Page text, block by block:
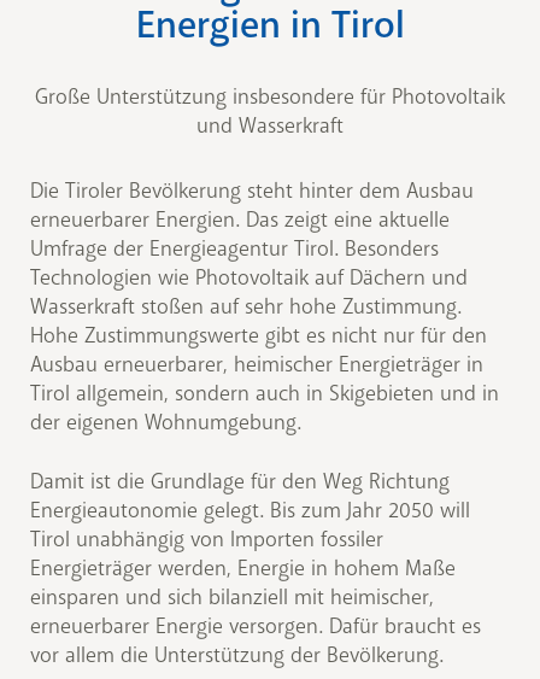
Energien in Tirol
Große Unterstützung insbesondere für Photovoltaik
und Wasserkraft
Die Tiroler Bevölkerung steht hinter dem Ausbau
erneuerbarer Energien. Das zeigt eine aktuelle
Umfrage der Energieagentur Tirol. Besonders
Technologien wie Photovoltaik auf Dächern und
Wasserkraft stoßen auf sehr hohe Zustimmung.
Hohe Zustimmungswerte gibt es nicht nur für den
Ausbau erneuerbarer, heimischer Energieträger in
Tirol allgemein, sondern auch in Skigebieten und in
der eigenen Wohnumgebung.
Damit ist die Grundlage für den Weg Richtung
Energieautonomie gelegt. Bis zum Jahr 2050 will
Tirol unabhängig von Importen fossiler
Energieträger werden, Energie in hohem Maße
einsparen und sich bilanziell mit heimischer,
erneuerbarer Energie versorgen. Dafür braucht es
vor allem die Unterstützung der Bevölkerung.